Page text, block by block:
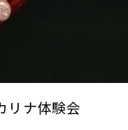
リナ体験会